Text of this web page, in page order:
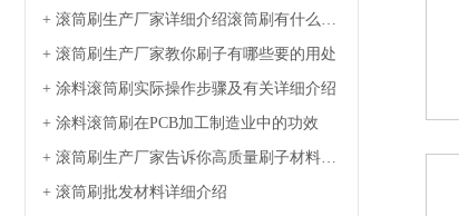
+ 滚筒刷生产厂家详细介绍滚筒刷有什么种
+ 滚筒刷生产厂家教你刷子有哪些要的用处
+ 涂料滚筒刷实际操作步骤及有关详细介绍
+ 涂料滚筒刷在PCB加工制造业中的功效
+ 滚筒刷生产厂家告诉你高质量刷子材料特
+ 滚筒刷批发材料详细介绍